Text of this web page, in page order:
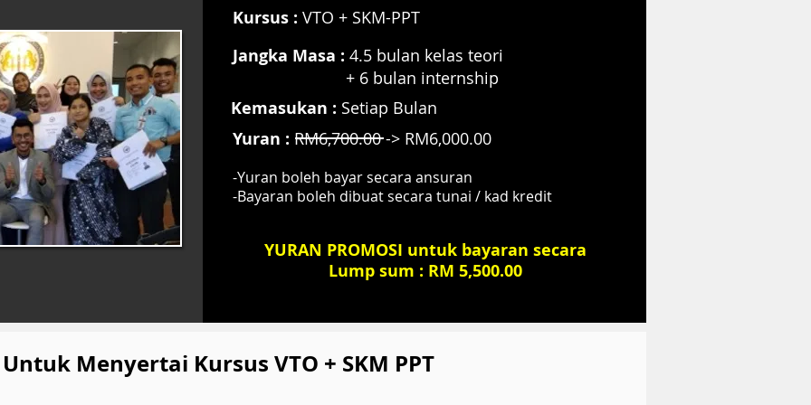
Kursus : VTO + SKM-PPT
Jangka Masa : 4.5 bulan kelas teori
+ 6 bulan internship
Kemasukan : Setiap Bulan
Yuran : RM6,700.00 -> RM6,000.00
-Yuran boleh bayar secara ansuran
-Bayaran boleh dibuat secara tunai / kad kredit
YURAN PROMOSI untuk bayaran secara
Lump sum : RM 5,500.00
Menyertai Kursus VTO + SKM PPT